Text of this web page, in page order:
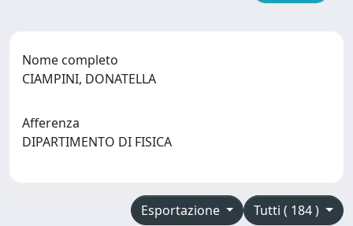
Nome completo
CIAMPINI, DONATELLA
Afferenza
DIPARTIMENTO DI FISICA
Tutti ( 184 )
Esportazione